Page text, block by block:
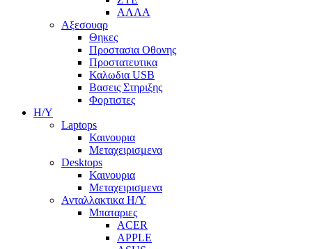
ΑΛΛΑ
Αξεσουαρ
Θηκες
Προστασια Οθονης
Προστατευτικα
Καλωδια USB
Βασεις Στηριξης
Φορτιστες
Η/Υ
Laptops
Καινουρια
Μεταχειρισμενα
Desktops
Καινουρια
Μεταχειρισμενα
Ανταλλακτικα H/Y
Μπαταριες
ACER
APPLE